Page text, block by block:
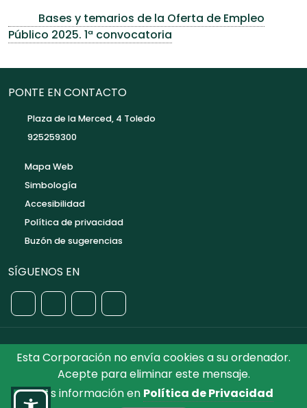
Esta Corporación no envía cookies a su ordenador.
Acepte para eliminar este mensaje.
Más información en Política de Privacidad
Bases y temarios de la Oferta de Empleo
Público 2025. 1ª convocatoria
PONTE EN CONTACTO
Plaza de la Merced, 4 Toledo
925259300
Mapa Web
Simbología
Accesibilidad
Política de privacidad
Buzón de sugerencias
SÍGUENOS EN
©2026 Diputación de Toledo. Reservados todos los
Derechos. Diseñado por Diputación de Toledo